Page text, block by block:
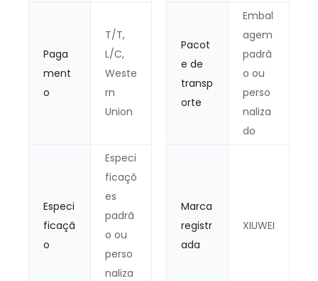
Paga
ment
o
T/T,
L/C,
Weste
rn
Union
Pacot
e de
transp
orte
Embal
agem
padrã
o ou
perso
naliza
do
Especi
ficaçã
o
Especi
ficaçõ
es
padrã
o ou
perso
naliza
Marca
registr
ada
XIUWEI